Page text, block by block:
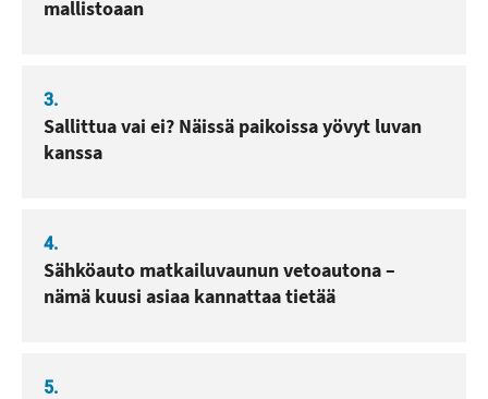
mallistoaan
3.
Sallittua vai ei? Näissä paikoissa yövyt luvan
kanssa
4.
Sähköauto matkailuvaunun vetoautona –
nämä kuusi asiaa kannattaa tietää
5.